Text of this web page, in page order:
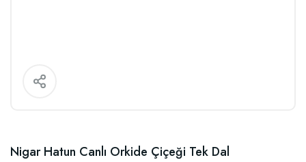
Nigar Hatun Canlı Orkide Çiçeği Tek Dal